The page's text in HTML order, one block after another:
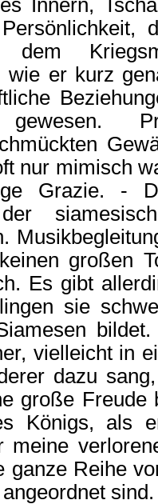
Innern,
wie er kurz
gewesen.
nur mimisch
Grazie. -
großen
Es gibt
sie
vielleicht in
dazu
große Freude
Königs, als
meine
ganze Reihe
sind.